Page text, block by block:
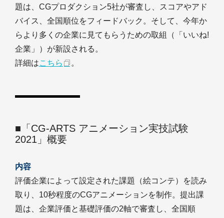
題は、CGプロダクション5社が審査し、スコアやアド
バイス、全国順位をフィードバック。そして、今年か
らより多くの企業に見てもらうための取組（「いいね!
企業」）が新設される。
詳細はこちら 。
■「CG-ARTS アニメーション実技試験
2021」概要
内容
評価企業によって設定された課題（絵コンテ）を読み
取り、10秒程度のCGアニメーションを制作。提出課
題は、企業評価と基礎評価の2軸で審査し、全国順